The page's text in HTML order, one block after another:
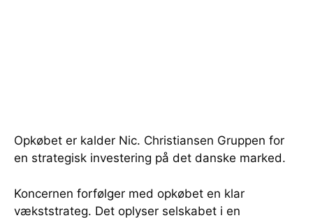
Opkøbet er kalder Nic. Christiansen Gruppen for
en strategisk investering på det danske marked.
Koncernen forfølger med opkøbet en klar
vækststrateg. Det oplyser selskabet i en